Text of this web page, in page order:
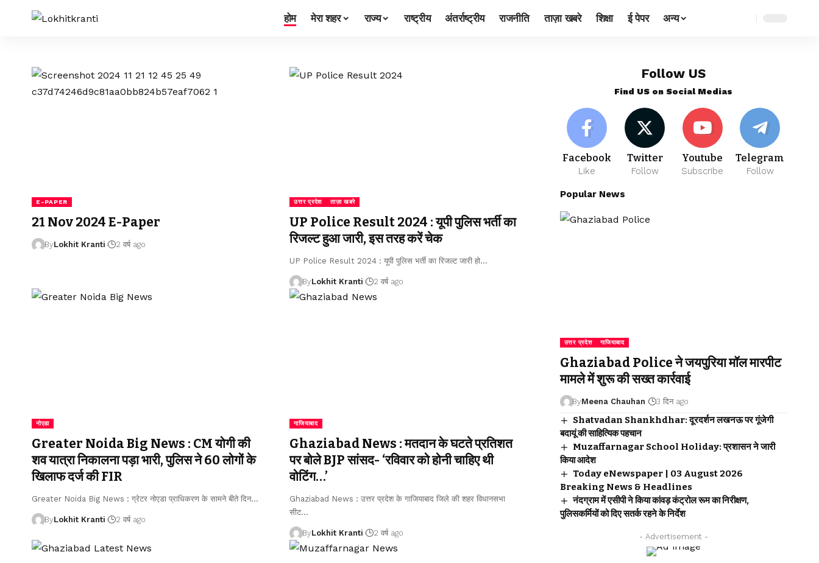
होम मेरा शहर राज्य राष्ट्रीय अंतर्राष्ट्रीय राजनीति ताज़ा खबरे शिक्षा ई पेपर अन्य
E-PAPER
21 Nov 2024 E-Paper
ByLokhit Kranti 2 वर्ष ago
उत्तर प्रदेश ताज़ा खबरे
UP Police Result 2024 : यूपी पुलिस भर्ती का
रिजल्ट हुआ जारी, इस तरह करें चेक
UP Police Result 2024 : यूपी पुलिस भर्ती का रिजल्‍ट जारी हो…
ByLokhit Kranti 2 वर्ष ago
नोएडा
Greater Noida Big News : CM योगी की
शव यात्रा निकालना पड़ा भारी, पुलिस ने 60 लोगों के
खिलाफ दर्ज की FIR
Greater Noida Big News : ग्रेटर नोएडा प्राधिकरण के सामने बीते दिन…
ByLokhit Kranti 2 वर्ष ago
गाजियाबाद
Ghaziabad News : मतदान के घटते प्रतिशत
पर बोले BJP सांसद- ‘रविवार को होनी चाहिए थी
वोटिंग…’
Ghaziabad News : उत्तर प्रदेश के गाजियाबाद जिले की शहर विधानसभा
सीट…
ByLokhit Kranti 2 वर्ष ago
Follow US
Find US on Social Medias
Facebook
Like
Twitter
Follow
Youtube
Subscribe
Telegram
Follow
Popular News
उत्तर प्रदेश गाजियाबाद
Ghaziabad Police ने जयपुरिया मॉल मारपीट
मामले में शुरू की सख्त कार्रवाई
ByMeena Chauhan 3 दिन ago
Shatvadan Shankhdhar: दूरदर्शन लखनऊ पर गूंजेगी
बदायूं की साहित्यिक पहचान
Muzaffarnagar School Holiday: प्रशासन ने जारी
किया आदेश
Today eNewspaper | 03 August 2026
Breaking News & Headlines
नंदग्राम में एसीपी ने किया कांवड़ कंट्रोल रूम का निरीक्षण,
पुलिसकर्मियों को दिए सतर्क रहने के निर्देश
- Advertisement -